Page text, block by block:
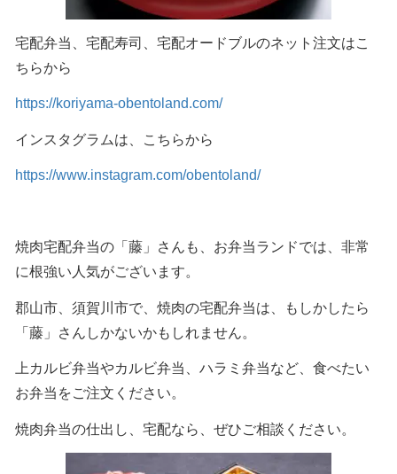
宅配弁当、宅配寿司、宅配オードブルのネット注文はこ
ちらから
https://koriyama-obentoland.com/
インスタグラムは、こちらから
https://www.instagram.com/obentoland/
焼肉宅配弁当の「藤」さんも、お弁当ランドでは、非常
に根強い人気がございます。
郡山市、須賀川市で、焼肉の宅配弁当は、もしかしたら
「藤」さんしかないかもしれません。
上カルビ弁当やカルビ弁当、ハラミ弁当など、食べたい
お弁当をご注文ください。
焼肉弁当の仕出し、宅配なら、ぜひご相談ください。